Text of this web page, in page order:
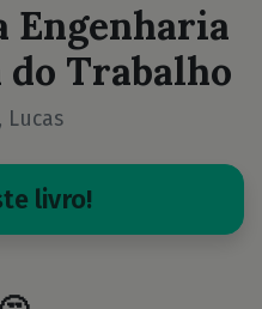
Engenharia
do Trabalho
Lucas
livro!